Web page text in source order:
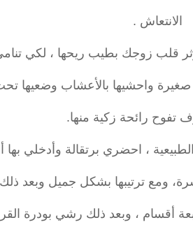
الانتعاش .
قلب زوجك بطيب ريحها ، لكي
واحشيها بالأعشاب وضعيها
تفوح رائحة زكية منها.
، احضري برتقالة وأدخلي بها
ومع ترتيبها بشكل جميل وبعد
أقسام ، وبعد ذلك رشي بودرة